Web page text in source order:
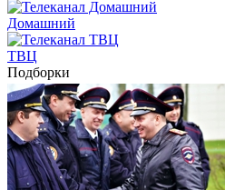
Домашний
ТВЦ
Подборки